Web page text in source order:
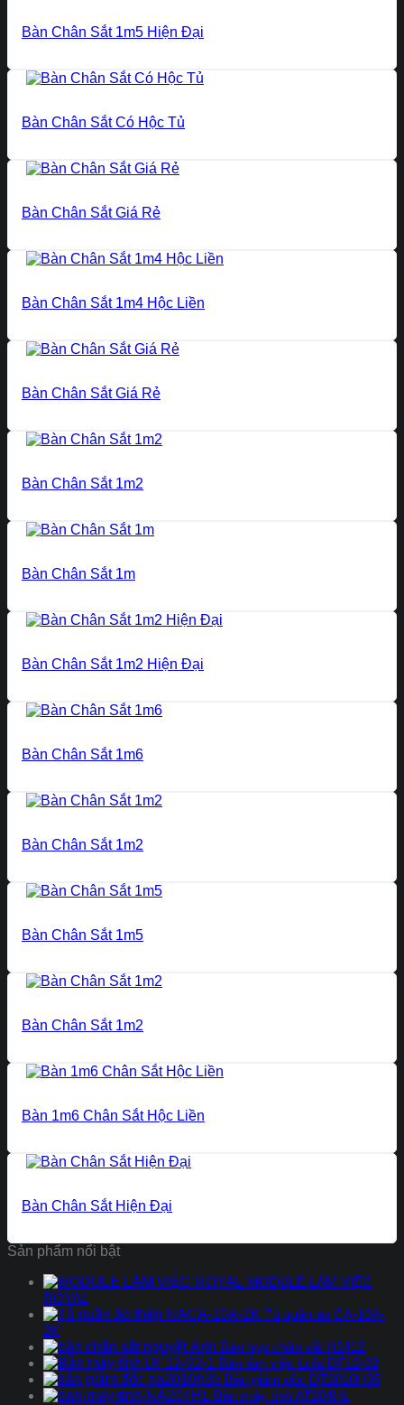
Bàn Chân Sắt 1m5 Hiện Đại
Bàn Chân Sắt Có Hộc Tủ
Bàn Chân Sắt Giá Rẻ
Bàn Chân Sắt 1m4 Hộc Liền
Bàn Chân Sắt Giá Rẻ
Bàn Chân Sắt 1m2
Bàn Chân Sắt 1m
Bàn Chân Sắt 1m2 Hiện Đại
Bàn Chân Sắt 1m6
Bàn Chân Sắt 1m2
Bàn Chân Sắt 1m5
Bàn Chân Sắt 1m2
Bàn 1m6 Chân Sắt Hộc Liền
Bàn Chân Sắt Hiện Đại
Sản phẩm nổi bật
MODULE LÀM VIỆC
ROYAL
Tủ quần áo CA-10A-
2K
Bàn họp chân sắt H2412
Bàn làm việc Lufa DF12-02
Bàn giám đốc DT2010H35
Bàn máy tính AT204HL